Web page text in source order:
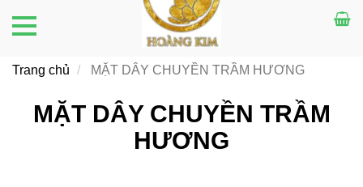
MẶT DÂY CHUYỀN TRẦM
HƯƠNG
Trang chủ MẶT DÂY CHUYỀN TRẦM HƯƠNG